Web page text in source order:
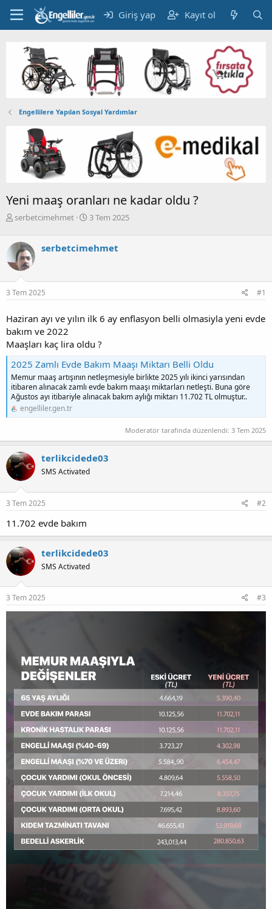
Giriş yap Kayıt ol
Engellilere Yapılan Sosyal Yardımlar
Yeni maaş oranları ne kadar oldu ?
K
b
u
y
u
b
ş
a
t
a
n
serbetcimehmet
B
l
g
t
i
i
3 Tem 2025
serbetcimehmet
3 Tem 2025 #1
Haziran ayı ve yılın ilk 6 ay enflasyon belli olmasiyla yeni evde
bakım ve 2022
Maaşları kaç lira oldu ?
2025 Zamlı Evde Bakım Maaşı Miktarı Belli Oldu
Memur maaş artışının netleşmesiyle birlikte 2025 yılı ikinci yarısından
itibaren alınacak zamlı evde bakım maaşı miktarları netleşti. Buna göre
Ağustos ayı itibariyle alınacak bakım aylığı miktarı 11.702 TL olmuştur..
engelliler.gen.tr
Moderatör tarafında düzenlendi: 3 Tem 2025
terlikcidede03
SMS Activated
3 Tem 2025 #2
11.702 evde bakım
terlikcidede03
SMS Activated
3 Tem 2025 #3